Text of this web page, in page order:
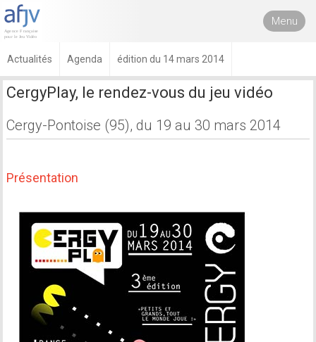
Menu
Actualités Agenda édition du 14 mars 2014
CergyPlay, le rendez-vous du jeu vidéo
Cergy-Pontoise (95), du 19 au 30 mars 2014
Présentation